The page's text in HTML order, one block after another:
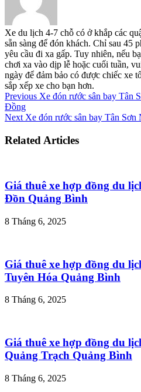
Xe du lịch 4-7 chỗ có ở khắp các
sẵn sàng để đón khách. Chỉ sau 45
yêu cầu đi xa gấp. Tuy nhiên, nếu
chơi xa vào dịp lễ hoặc cuối tuần,
ngày để đảm bảo có được chiếc xe
sắp xếp xe cho bạn hơn.
Previous Xe đón rước sân bay Tân
Đồng
Next Xe đón rước sân bay Tân
Related Articles
Giá thuê xe hợp đồng du
Đồn Quảng Bình
8 Tháng 6, 2025
Giá thuê xe hợp đồng du
Tuyên Hóa Quảng Bình
8 Tháng 6, 2025
Giá thuê xe hợp đồng du
Quảng Trạch Quảng Bình
8 Tháng 6, 2025